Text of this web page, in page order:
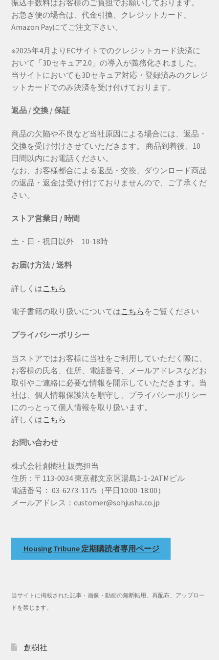
振込手数料はお客様のご負担でお願いしております。
お急ぎ便の場合は、代金引換、クレジットカード、
Amazon Payにてご注文下さい。
※2025年4月よりECサイトでのクレジットカード決済に
おいて「3Dセキュア2.0」の導入が義務化されました。
当サイトにおいても3Dセキュア対応・登録済みのクレジ
ットカードでのみ決済を受け付けております。
返品 / 交換 / 保証
商品の欠陥や不良など当社原因による場合には、返品・
交換を受け付けさせていただきます。 商品到着後、10
日間以内にお電話ください。
なお、お客様都合による返品・交換、ダウンロード商品
の返品・返金は受け付けておりませんので、ご了承くだ
さい。
ストア営業日 / 時間
土・日・祝日以外 10-18時
お届け方法 / 送料
詳しくはこちら
電子書籍の取り扱いについてはこちら をご覧ください
プライバシーポリシー
当ストアではお客様に当社をご利用していただく際に、
お客様の氏名、住所、電話番号、メールアドレスなどお
取引やご連絡に必要な情報を開示していただきます。当
社は、個人情報保護法を順守し、プライバシーポリシー
にのっとって個人情報を取り扱います。
詳しくはこちら
お問い合わせ
株式会社創樹社 販売担当
住所：〒113-0034 東京都文京区湯島1-1-2ATMビル
電話番号： 03-6273-1175（平日10:00-18:00）
メールアドレス：customer@sohjusha.co.jp
Housing Tribune 定期購読者専用ページ
当サイトに掲載された記事・画像・動画の無断転用、再配布、アップロー
ドを禁じます。
創樹社